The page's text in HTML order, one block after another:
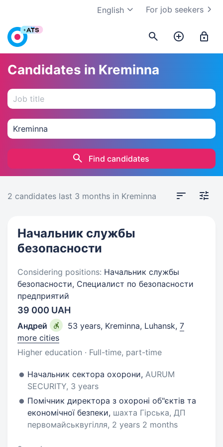
For job seekers
English
Candidates in Kreminna
Find candidates
2 candidates last 3 months in Kreminna
Начальник службы
безопасности
Considering positions: Начальник службы
безопасности, Специалист по безопасности
предприятий
39 000 UAH
Андрей 53 years, Kreminna, Luhansk, 7
more cities
Higher education · Full-time, part-time
Начальник сектора охорони, AURUM
SECURITY, 3 years
Помічник директора з охороні об"єктів та
економічної безпеки, шахта Гірська, ДП
первомайськвугілля, 2 years 2 months